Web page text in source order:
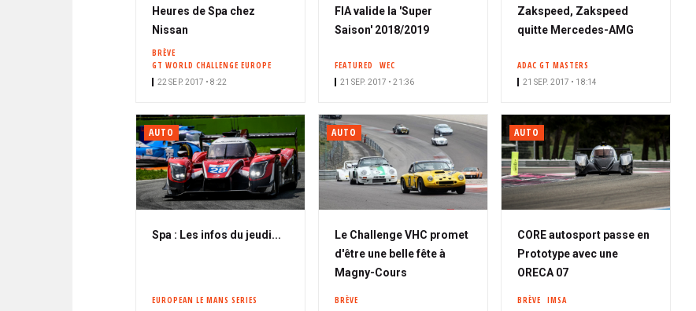
Heures de Spa chez
Nissan
BRÈVE
GT WORLD CHALLENGE EUROPE
22 SEP. 2017 • 8:22
FIA valide la 'Super
Saison' 2018/2019
FEATURED WEC
21 SEP. 2017 • 21:36
Zakspeed, Zakspeed
quitte Mercedes-AMG
ADAC GT MASTERS
21 SEP. 2017 • 18:14
AUTO
Spa : Les infos du jeudi...
EUROPEAN LE MANS SERIES
AUTO
Le Challenge VHC promet
d'être une belle fête à
Magny-Cours
BRÈVE
AUTO
CORE autosport passe en
Prototype avec une
ORECA 07
BRÈVE IMSA